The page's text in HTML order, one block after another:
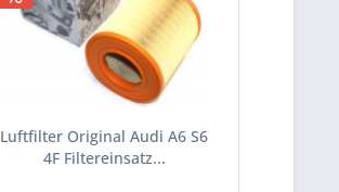
Luftfilter Original Audi A6 S6
4F Filtereinsatz...